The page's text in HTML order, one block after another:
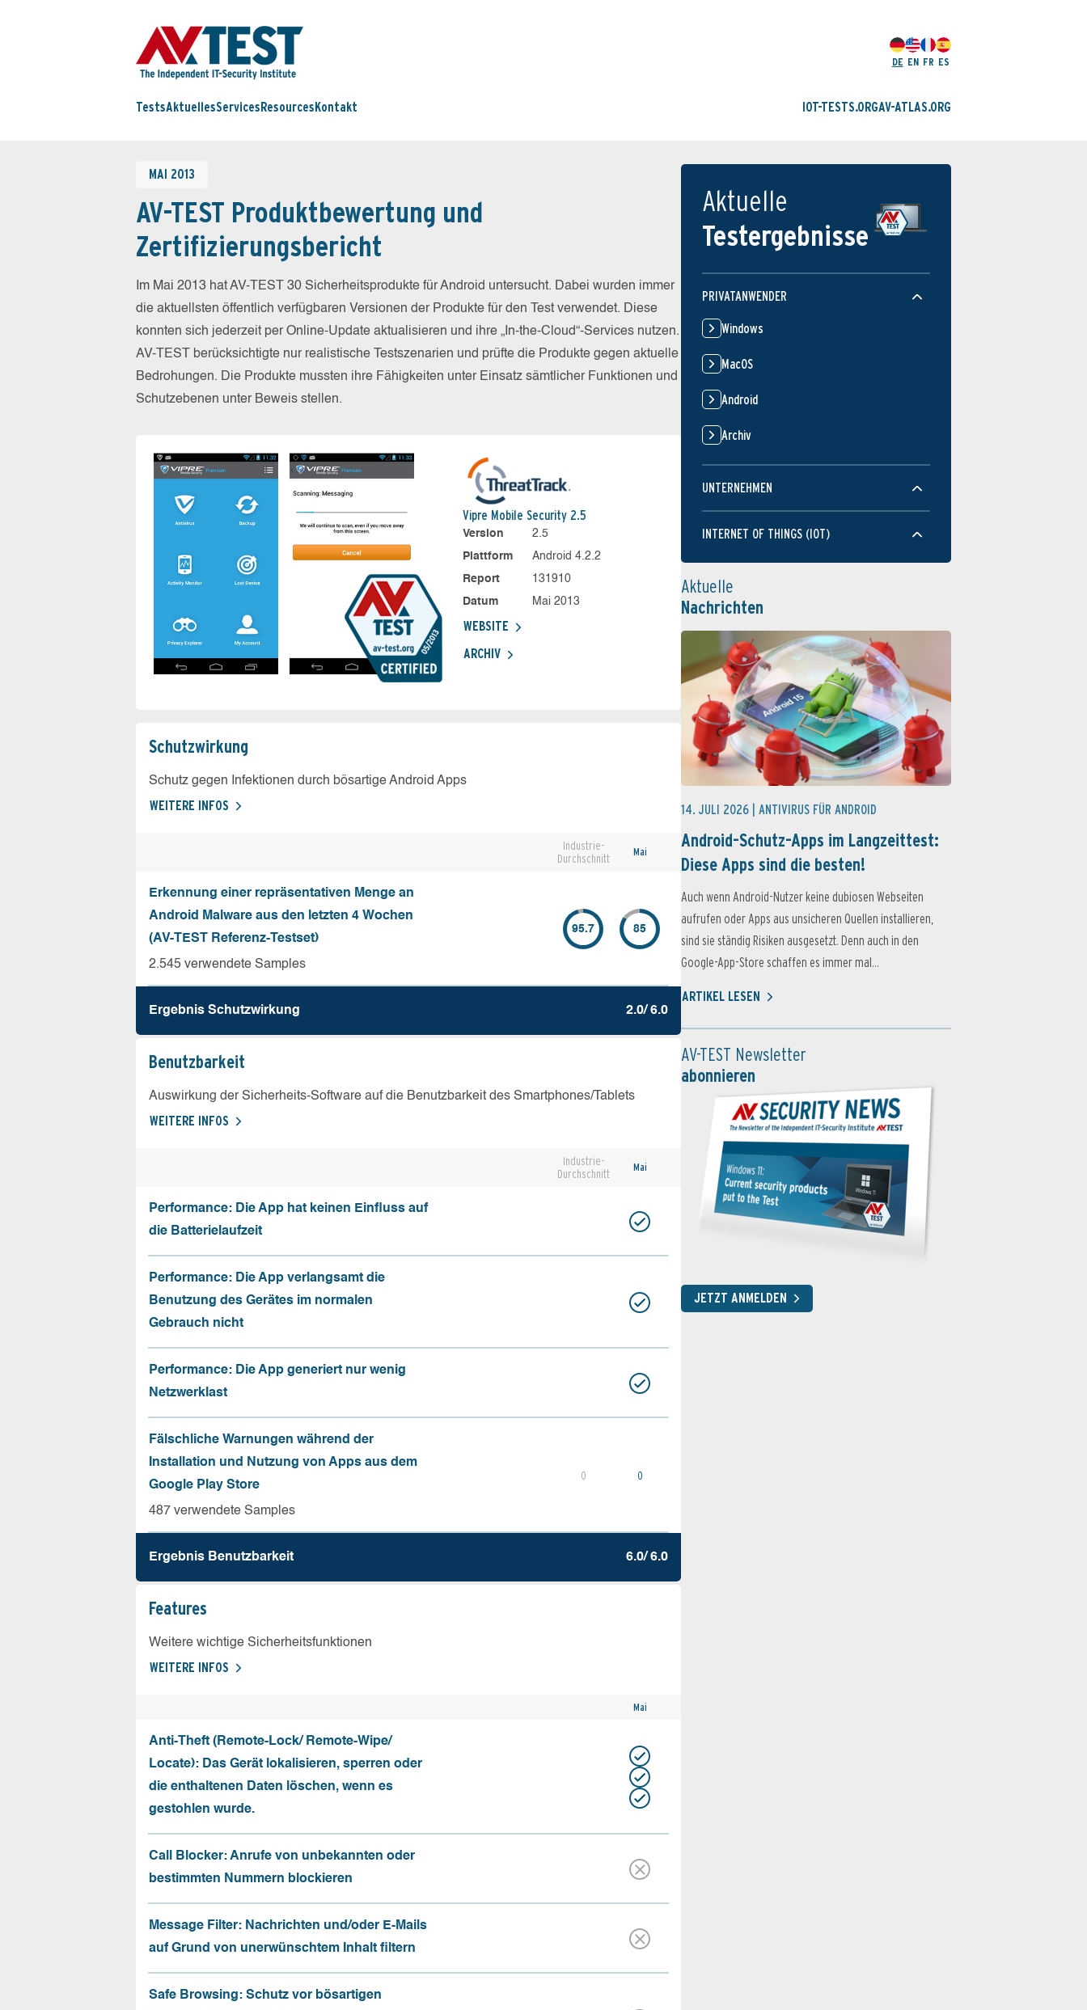
DE EN FR ES
TestsAktuellesServices Resources Kontakt IOT-TESTS.ORGAV-ATLAS.ORG
MAI 2013
AV-TEST Produktbewertung und
Zertifizierungsbericht
Im Mai 2013 hat AV-TEST 30 Sicherheitsprodukte für Android untersucht. Dabei wurden immer
die aktuellsten öffentlich verfügbaren Versionen der Produkte für den Test verwendet. Diese
konnten sich jederzeit per Online-Update aktualisieren und ihre „In-the-Cloud“-Services nutzen.
AV-TEST berücksichtigte nur realistische Testszenarien und prüfte die Produkte gegen aktuelle
Bedrohungen. Die Produkte mussten ihre Fähigkeiten unter Einsatz sämtlicher Funktionen und
Schutzebenen unter Beweis stellen.
Vipre Mobile Security 2.5
Version
2.5
Plattform
Android 4.2.2
Report
131910
Datum
Mai 2013
WEBSITE
ARCHIV
Schutz­wirkung
Schutz gegen Infektionen durch bösartige Android Apps
WEITERE INFOS
Industrie-
Durchschnitt
Mai
Erkennung einer repräsentativen Menge an
Android Malware aus den letzten 4 Wochen
(AV-TEST Referenz-Testset)
2.545 verwendete Samples
95.7 85
Ergebnis Schutz­wirkung 2.0/ 6.0
Benutz­barkeit
Auswirkung der Sicherheits-Software auf die Benutzbarkeit des Smartphones/Tablets
WEITERE INFOS
Industrie-
Durchschnitt
Mai
Performance: Die App hat keinen Einfluss auf
die Batterielaufzeit
Performance: Die App verlangsamt die
Benutzung des Gerätes im normalen
Gebrauch nicht
Performance: Die App generiert nur wenig
Netzwerklast
Fälschliche Warnungen während der
Installation und Nutzung von Apps aus dem
Google Play Store
487 verwendete Samples
0 0
Ergebnis Benutz­barkeit 6.0/ 6.0
Features
Weitere wichtige Sicherheitsfunktionen
WEITERE INFOS
Mai
Anti-Theft (Remote-Lock/ Remote-Wipe/
Locate): Das Gerät lokalisieren, sperren oder
die enthaltenen Daten löschen, wenn es
gestohlen wurde.
Call Blocker: Anrufe von unbekannten oder
bestimmten Nummern blockieren
Message Filter: Nachrichten und/oder E-Mails
auf Grund von unerwünschtem Inhalt filtern
Safe Browsing: Schutz vor bösartigen
Aktuelle
Testergebnisse
PRIVATANWENDER
Windows
MacOS
Android
Archiv
UNTERNEHMEN
INTERNET OF THINGS (IOT)
Aktuelle
Nachrichten
14. JULI 2026 | ANTIVIRUS FÜR ANDROID
Android-Schutz-Apps im Langzeittest:
Diese Apps sind die besten!
Auch wenn Android-Nutzer keine dubiosen Webseiten
aufrufen oder Apps aus unsicheren Quellen installieren,
sind sie ständig Risiken ausgesetzt. Denn auch in den
Google-App-Store schaffen es immer mal...
ARTIKEL LESEN
AV-TEST Newsletter
abonnieren
JETZT ANMELDEN